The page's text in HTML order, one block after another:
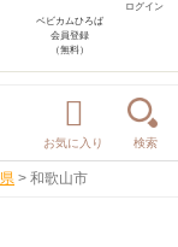
ログイン
ベビカムひろば
会員登録
（無料）
お気に入り 検索
> 和歌山市